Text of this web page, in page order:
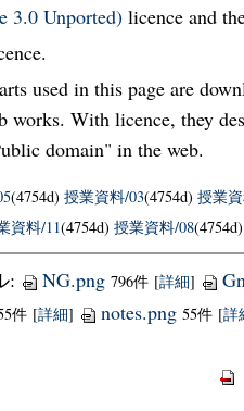
3.0 Unported) licence and
used in this page are
works. With licence, they
domain" in the web.
(4754d) 授業資料/03(4754d) 授業
資料/11(4754d) 授業資料/08(4754d)
: NG.png 796件 [詳細]
件 [詳細] notes.png 55件 [詳